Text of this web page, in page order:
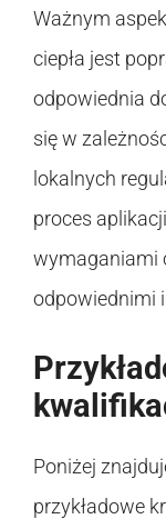
Ważnym
ciepła jest
odpowiednia
się w
lokalnych
proces
wymaganiami
odpowiednimi
Poniżej
przykładowe